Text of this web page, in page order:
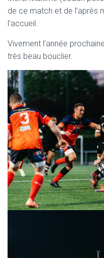
de ce match et de l’après
l’accueil.
Vivement l’année
très beau bouclier.